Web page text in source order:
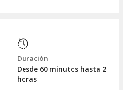
Duración
Desde 60 minutos hasta 2
horas